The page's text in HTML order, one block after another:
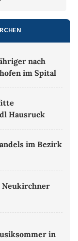
nach
im Spital
Hausruck
im Bezirk
Neukirchner
in